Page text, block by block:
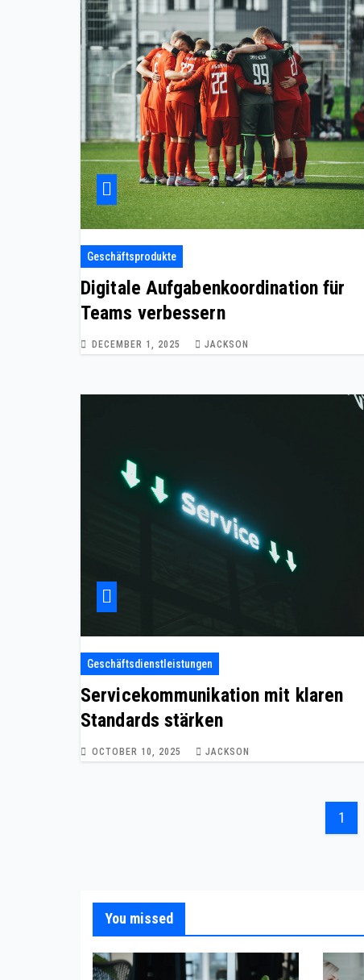
Geschäftsprodukte
Digitale Aufgabenkoordination für
Teams verbessern
DECEMBER 1, 2025 JACKSON
Geschäftsdienstleistungen
Servicekommunikation mit klaren
Standards stärken
OCTOBER 10, 2025 JACKSON
Posts
1
You missed